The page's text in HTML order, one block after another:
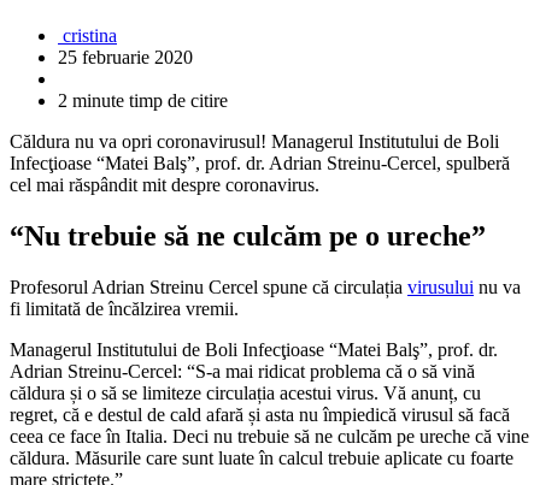
cristina
25 februarie 2020
2 minute timp de citire
Căldura nu va opri coronavirusul! Managerul Institutului de Boli
Infecţioase “Matei Balş”, prof. dr. Adrian Streinu-Cercel, spulberă
cel mai răspândit mit despre coronavirus.
“Nu trebuie să ne culcăm pe o ureche”
Profesorul Adrian Streinu Cercel spune că circulația virusului nu va
fi limitată de încălzirea vremii.
Managerul Institutului de Boli Infecţioase “Matei Balş”, prof. dr.
Adrian Streinu-Cercel: “S-a mai ridicat problema că o să vină
căldura și o să se limiteze circulația acestui virus. Vă anunț, cu
regret, că e destul de cald afară și asta nu împiedică virusul să facă
ceea ce face în Italia. Deci nu trebuie să ne culcăm pe ureche că vine
căldura. Măsurile care sunt luate în calcul trebuie aplicate cu foarte
mare strictețe.”